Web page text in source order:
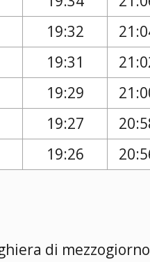
19:32
19:31
19:29
19:27
19:26
di